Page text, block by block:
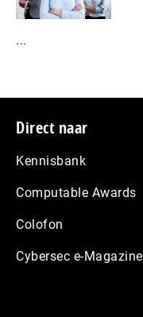
...
Footer
Direct naar
Kennisbank
Computable Awards
Colofon
Cybersec e-Magazine